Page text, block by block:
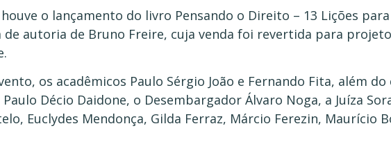
o lançamento do livro Pensando o Direito – 13 Lições
de autoria de Bruno Freire, cuja venda foi revertida para
os acadêmicos Paulo Sérgio João e Fernando Fita, além do
Décio Daidone, o Desembargador Álvaro Noga, a Juíza
Euclydes Mendonça, Gilda Ferraz, Márcio Ferezin, Maurício